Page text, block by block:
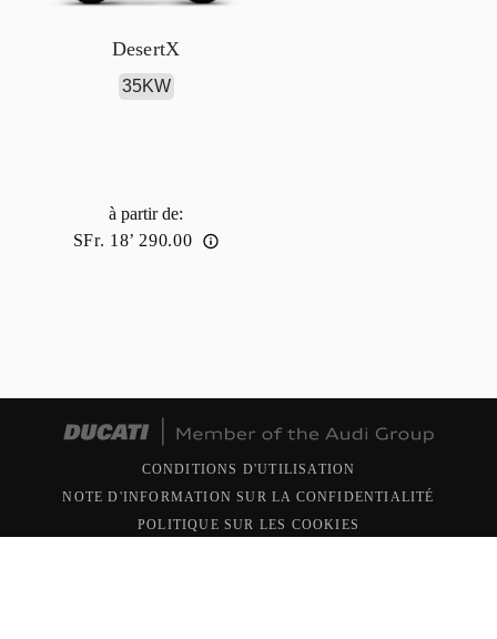
DesertX
35KW
à partir de:
SFr. 18’ 290.00
CONDITIONS D'UTILISATION
NOTE D'INFORMATION SUR LA CONFIDENTIALITÉ
POLITIQUE SUR LES COOKIES